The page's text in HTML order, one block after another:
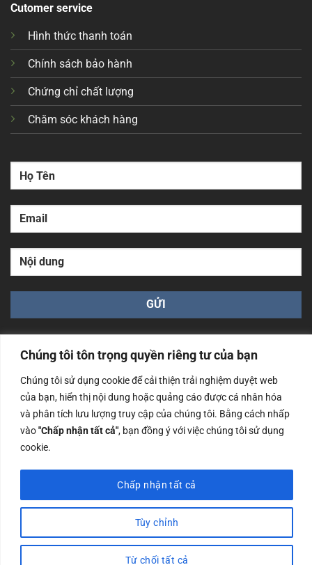
Chúng tôi tôn trọng quyền riêng tư của bạn
Chúng tôi sử dụng cookie để cải thiện trải nghiệm duyệt web
của bạn, hiển thị nội dung hoặc quảng cáo được cá nhân hóa
và phân tích lưu lượng truy cập của chúng tôi. Bằng cách nhấp
vào"Chấp nhận tất cả", bạn đồng ý với việc chúng tôi sử dụng
cookie.
Tùy chỉnh
Từ chối tất cả
Chấp nhận tất cả
Cutomer service
Hình thức thanh toán
Chính sách bảo hành
Chứng chỉ chất lượng
Chăm sóc khách hàng
Công ty TNHH Nam Bình Xương - Số ĐKKD: 0108783483
cấp ngày 14/06/2019 bởi Sở Kế Hoạch và Đầu Tư Tp. Hà
Nội
Copyrights @2023 Nam Binh Xuong. All Rights Reserved